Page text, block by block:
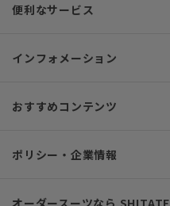
便利なサービス
インフォメーション
おすすめコンテンツ
ポリシー・企業情報
オーダースーツなら SHITATE